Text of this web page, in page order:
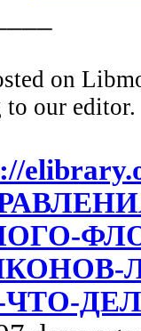
on
to our editor.